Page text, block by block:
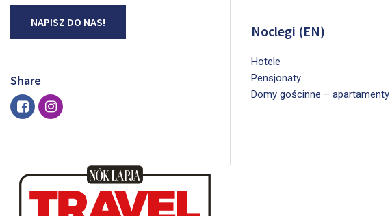
NAPISZ DO NAS!
Share
Noclegi (EN)
Hotele
Pensjonaty
Domy gościnne – apartamenty